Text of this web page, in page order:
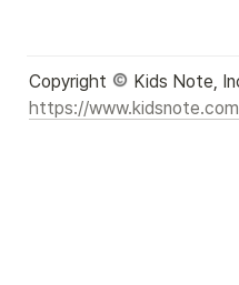
Copyright
https://www.kidsnote.com